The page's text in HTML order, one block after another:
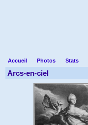
Accueil Photos Stats
Arcs-en-ciel